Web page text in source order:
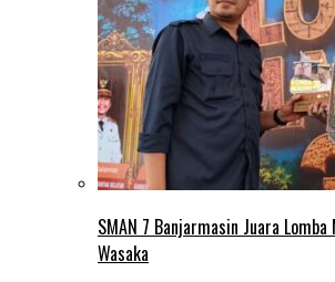
SMAN 7 Banjarmasin Juara
Wasaka